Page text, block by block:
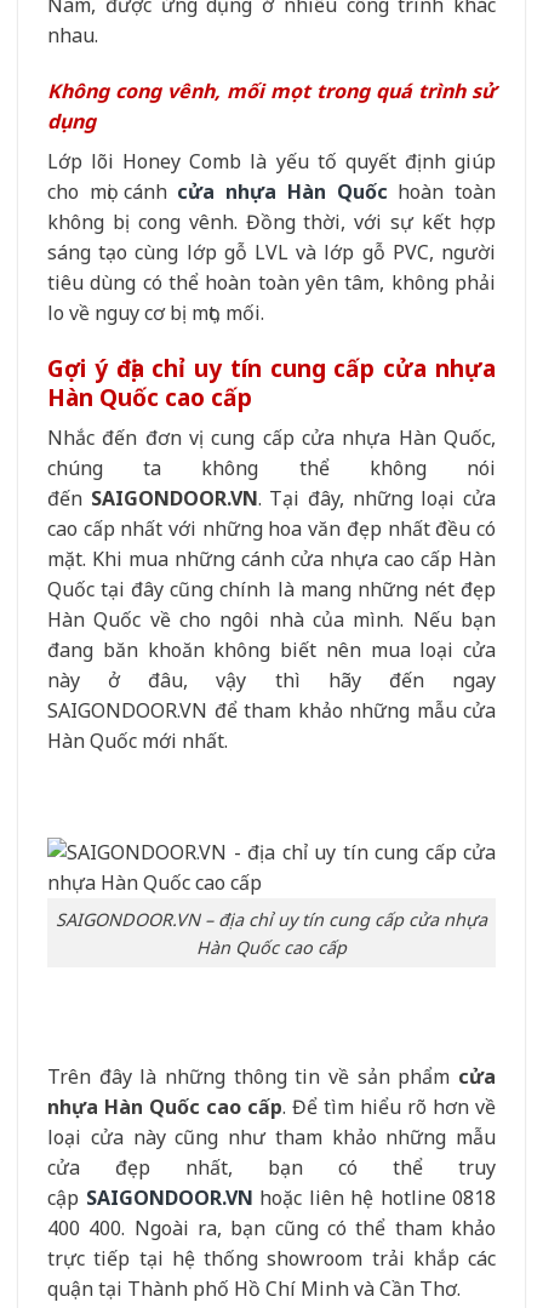
nhau.
Không cong vênh, mối mọt trong quá trình sử
dụng
Lớp lõi Honey Comb là yếu tố quyết định giúp
cho mọi cánh cửa nhựa Hàn Quốc hoàn toàn
không bị cong vênh. Đồng thời, với sự kết hợp
sáng tạo cùng lớp gỗ LVL và lớp gỗ PVC, người
tiêu dùng có thể hoàn toàn yên tâm, không phải
lo về nguy cơ bị mọt, mối.
Gợi ý địa chỉ uy tín cung cấp cửa nhựa
Hàn Quốc cao cấp
Nhắc đến đơn vị cung cấp cửa nhựa Hàn Quốc,
chúng ta không thể không nói
đến SAIGONDOOR.VN. Tại đây, những loại cửa
cao cấp nhất với những hoa văn đẹp nhất đều có
mặt. Khi mua những cánh cửa nhựa cao cấp Hàn
Quốc tại đây cũng chính là mang những nét đẹp
Hàn Quốc về cho ngôi nhà của mình. Nếu bạn
đang băn khoăn không biết nên mua loại cửa
này ở đâu, vậy thì hãy đến ngay
SAIGONDOOR.VN để tham khảo những mẫu cửa
Hàn Quốc mới nhất.
SAIGONDOOR.VN – địa chỉ uy tín cung cấp cửa nhựa
Hàn Quốc cao cấp
Trên đây là những thông tin về sản phẩm cửa
nhựa Hàn Quốc cao cấp. Để tìm hiểu rõ hơn về
loại cửa này cũng như tham khảo những mẫu
cửa đẹp nhất, bạn có thể truy
cập SAIGONDOOR.VN hoặc liên hệ hotline 0818
400 400. Ngoài ra, bạn cũng có thể tham khảo
trực tiếp tại hệ thống showroom trải khắp các
quận tại Thành phố Hồ Chí Minh và Cần Thơ.